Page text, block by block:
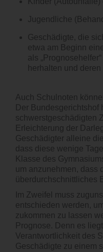
Jugendliche
Geschädigte, die
etwa am Beginn
als
herhalten und
Auch Schulnoten
Der Bundesgerichtshof
schwerstgeschädigten
Erleichterung der
Geschädigter alleine
dass diese wenige
Klasse des
um anzunehmen, dass
überdurchschnittliches
Im Zweifel muss
entschieden werden,
zukommen zu lassen
Prognose. Denn es
Verantwortlichkeit des
Geschädigte zu einem